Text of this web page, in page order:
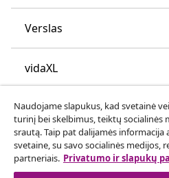
Verslas
vidaXL
Atraskite daugiau
Naudojame slapukus, kad svetainė
turinį bei skelbimus, teiktų socialinės
srautą. Taip pat dalijamės
svetaine, su savo socialinės medijos,
partneriais. Privatumo ir slapukų